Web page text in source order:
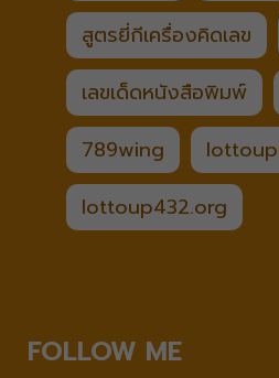
สูตรยี่กีเครื่องคิดเลข
เลขเด็ดหนังสือพิมพ์
789wing
lottoup432.org
FOLLOW ME